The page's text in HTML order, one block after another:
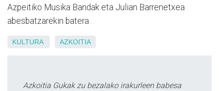
Azpeitiko Musika Bandak eta Julian Barrenetxea
abesbatzarekin batera.
KULTURA AZKOITIA
Azkoitia Gukak zu bezalako irakurleen babesa